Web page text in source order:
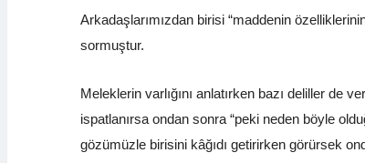
Arkadaşlarımızdan birisi “maddenin
sormuştur.
Meleklerin varlığını anlatırken bazı deliller de
ispatlanırsa ondan sonra “peki neden böyle
gözümüzle birisini kâğıdı getirirken görürsek